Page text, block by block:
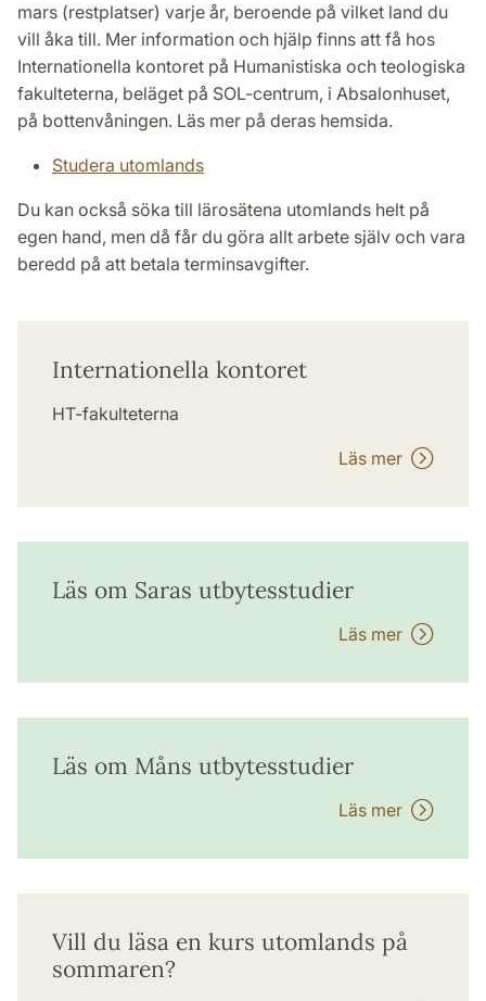
mars (restplatser) varje år, beroende på vilket land du
vill åka till. Mer information och hjälp finns att få hos
Internationella kontoret på Humanistiska och teologiska
fakulteterna, beläget på SOL-centrum, i Absalonhuset,
på bottenvåningen. Läs mer på deras hemsida.
Studera utomlands
Du kan också söka till lärosätena utomlands helt på
egen hand, men då får du göra allt arbete själv och vara
beredd på att betala terminsavgifter.
Internationella kontoret
HT-fakulteterna
Läs mer
Läs om Saras utbytesstudier
Läs mer
Läs om Måns utbytesstudier
Läs mer
Vill du läsa en kurs utomlands på
sommaren?